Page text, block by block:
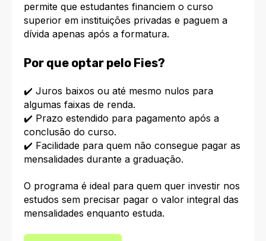
permite que estudantes financiem o curso
superior em instituições privadas e paguem a
dívida apenas após a formatura.
Por que optar pelo Fies?
✔️ Juros baixos ou até mesmo nulos para
algumas faixas de renda.
✔️ Prazo estendido para pagamento após a
conclusão do curso.
✔️ Facilidade para quem não consegue pagar as
mensalidades durante a graduação.
O programa é ideal para quem quer investir nos
estudos sem precisar pagar o valor integral das
mensalidades enquanto estuda.